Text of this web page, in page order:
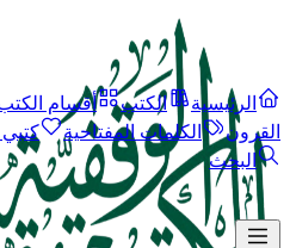
الرئيسية الكتب أقسام
القرون
الكلمات المفتاحية
البحث